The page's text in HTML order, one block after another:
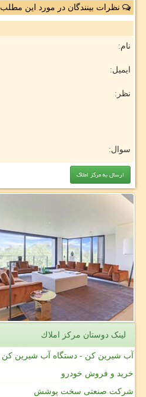
نظرات بینندگان در مورد این مطلب
نام:
ایمیل:
نظر:
سوال:
لینک دوستان مركز املاك
آب شیرین کن - دستگاه آب شیرین کن
خرید و فروش خودرو
شرکت صنعتی سخت پوشش